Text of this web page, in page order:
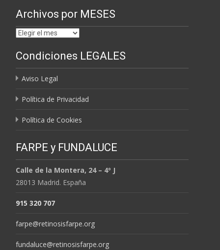
Archivos por MESES
Archivos
MESES
Condiciones LEGALES
Aviso Legal
Política de Privacidad
Política de Cookies
FARPE y FUNDALUCE
Calle de la Montera, 24 – 4º J
28013 Madrid. España
915 320 707
farpe@retinosisfarpe.org
fundaluce@retinosisfarpe.org